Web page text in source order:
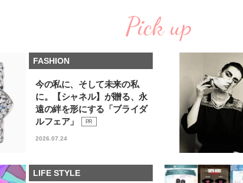
Pick up
FASHION
今の私に、そして未来の私
に。【シャネル】が贈る、永
遠の絆を形にする「ブライダ
ルフェア」
PR
2026.07.24
LIFE STYLE
い”のポーチの中身、拝見しま
す！
2026.01.30
BEAUTY
【注目アーティストRainy。っ
て？】忙しい日でも欠かせない、
朝と夜のケアでつくられる透明感
BEAUTY
【J’s Picks】J-GIRL早坂萌香の
徹底した日焼けケア！ でも、いち
ばん大切なのは…〈ビューティ＆
ファッション夏の必需品〉
【JJ専属モデルの素顔】ホ・ジウ
ォンの愛用スキンケアは敏感肌向